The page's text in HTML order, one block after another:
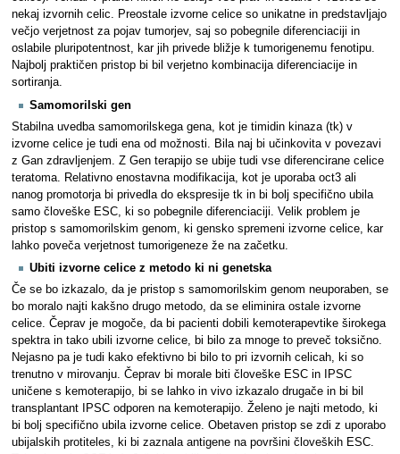
nekaj izvornih celic. Preostale izvorne celice so unikatne in predstavljajo
večjo verjetnost za pojav tumorjev, saj so pobegnile diferenciaciji in
oslabile pluripotentnost, kar jih privede bližje k tumorigenemu fenotipu.
Najbolj praktičen pristop bi bil verjetno kombinacija diferenciacije in
sortiranja.
Samomorilski gen
Stabilna uvedba samomorilskega gena, kot je timidin kinaza (tk) v
izvorne celice je tudi ena od možnosti. Bila naj bi učinkovita v povezavi
z Gan zdravljenjem. Z Gen terapijo se ubije tudi vse diferencirane celice
teratoma. Relativno enostavna modifikacija, kot je uporaba oct3 ali
nanog promotorja bi privedla do ekspresije tk in bi bolj specifično ubila
samo človeške ESC, ki so pobegnile diferenciaciji. Velik problem je
pristop s samomorilskim genom, ki gensko spremeni izvorne celice, kar
lahko poveča verjetnost tumorigeneze že na začetku.
Ubiti izvorne celice z metodo ki ni genetska
Če se bo izkazalo, da je pristop s samomorilskim genom neuporaben, se
bo moralo najti kakšno drugo metodo, da se eliminira ostale izvorne
celice. Čeprav je mogoče, da bi pacienti dobili kemoterapevtike širokega
spektra in tako ubili izvorne celice, bi bilo za mnoge to preveč toksično.
Nejasno pa je tudi kako efektivno bi bilo to pri izvornih celicah, ki so
trenutno v mirovanju. Čeprav bi morale biti človeške ESC in IPSC
uničene s kemoterapijo, bi se lahko in vivo izkazalo drugače in bi bil
transplantant IPSC odporen na kemoterapijo. Želeno je najti metodo, ki
bi bolj specifično ubila izvorne celice. Obetaven pristop se zdi z uporabo
ubijalskih protiteles, ki bi zaznala antigene na površini človeških ESC.